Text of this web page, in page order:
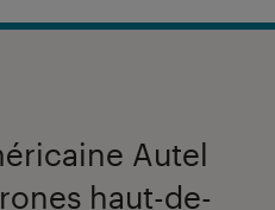
Autel
haut-de-